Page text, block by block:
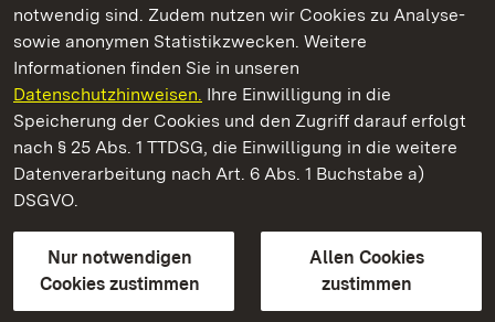
notwendig sind. Zudem nutzen wir Cookies zu Analyse-
sowie anonymen Statistikzwecken. Weitere
Informationen finden Sie in unseren
Datenschutzhinweisen. Ihre Einwilligung in die
Speicherung der Cookies und den Zugriff darauf erfolgt
nach § 25 Abs. 1 TTDSG, die Einwilligung in die weitere
Datenverarbeitung nach Art. 6 Abs. 1 Buchstabe a)
DSGVO.
Nur notwendigen
Cookies zustimmen
Allen Cookies
zustimmen
Staatliche Schlösser und Gärten Baden‑Württemberg
Staatliche Schlösser und Gärten Baden-Württemberg
Kontakt
GebärdenspracheLeichte Sprache
Erklärung zur Barrierefreiheit
BITV-konform (geprüfte Seiten)